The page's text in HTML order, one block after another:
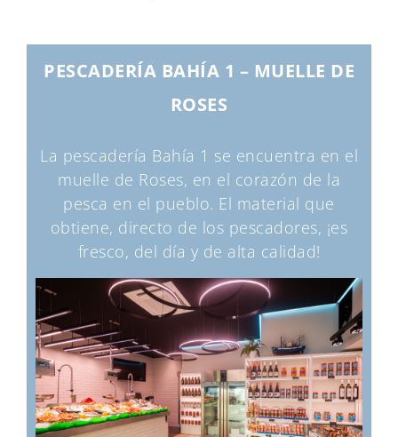
PESCADERÍA BAHÍA 1 – MUELLE DE
ROSES
La pescadería Bahía 1 se encuentra en el
muelle de Roses, en el corazón de la
pesca en el pueblo. El material que
obtiene, directo de los pescadores, ¡es
fresco, del día y de alta calidad!